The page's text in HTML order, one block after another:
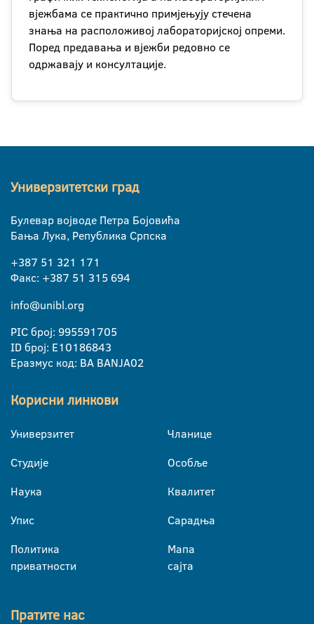
вјежбама се практично примјењују стечена
знања на расположивој лабораторијској опреми.
Поред предавања и вјежби редовно се
одржавају и консултације.
Универзитетски град
Булевар војводе Петра Бојовића
Бања Лука, Република Српска
+387 51 321 171
Факс: +387 51 315 694
info@unibl.org
PIC број: 995591705
ID број: E10186843
Еразмус код: BA BANJA02
Корисни линкови
Универзитет
Студије
Наука
Упис
Политика
приватности
Чланице
Особље
Квалитет
Сарадња
Мапа
сајта
Пратите нас